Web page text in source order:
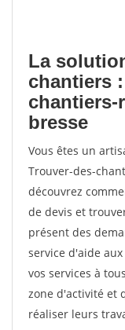
La
chantiers
chantiers-
bresse
Vous êtes un
Trouver-des-
découvrez
de devis et
présent des
service d'aide
vos services à
zone d'activité et
réaliser leurs